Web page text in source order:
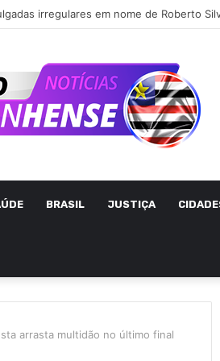
BRASIL JUSTIÇA
arrasta multidão no último final